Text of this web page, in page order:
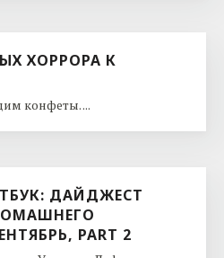
ХОРРОРА К
конфеты. ...
ДАЙДЖЕСТ
PART 2